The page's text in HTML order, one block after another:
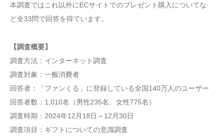
本調査ではこれ以外にECサイトでのプレゼント購入についてな
ど全33問で回答を得ています。
【調査概要】
調査方法：インターネット調査
調査対象：一般消費者
回答者：「ファンくる」に登録している全国140万人のユーザー
回答者数：1,010名（男性235名、女性775名）
調査時期：2024年12月18日～12月30日
調査項目：ギフトについての意識調査